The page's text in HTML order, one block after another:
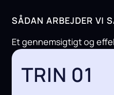
SÅDAN ARBEJDER VI
Et gennemsigtigt og
TRIN 01